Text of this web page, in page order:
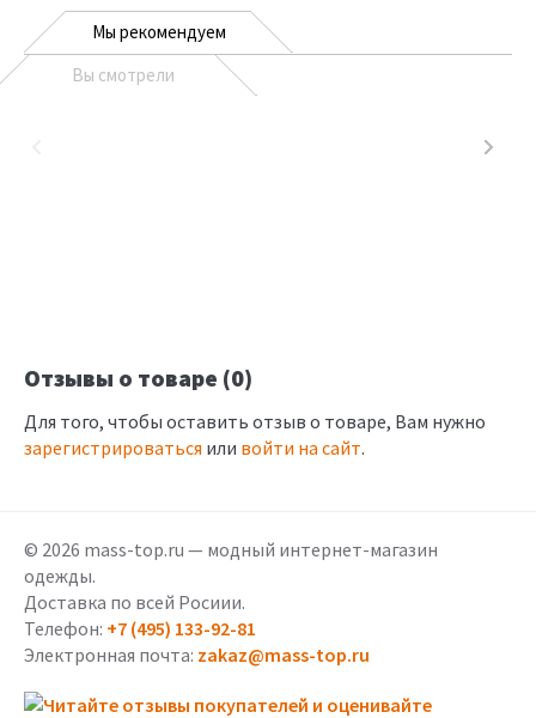
Мы рекомендуем
Вы смотрели
Отзывы о товаре (0)
Для того, чтобы оставить отзыв о товаре, Вам нужно
зарегистрироваться или войти на сайт.
© 2026 mass-top.ru — модный интернет-магазин
одежды.
Доставка по всей Росиии.
Телефон: +7 (495) 133-92-81
Электронная почта: zakaz@mass-top.ru